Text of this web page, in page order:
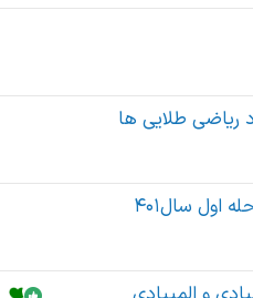
ریاضی طلایی ها
اول سال۴۰۱